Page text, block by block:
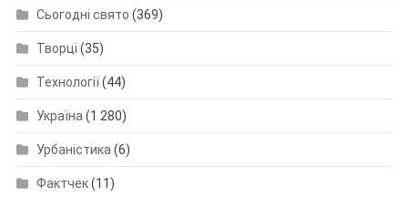
Сьогодні свято (369)
Творці (35)
Технології(44)
Україна(1 280)
Урбаністика(6)
Фактчек(11)